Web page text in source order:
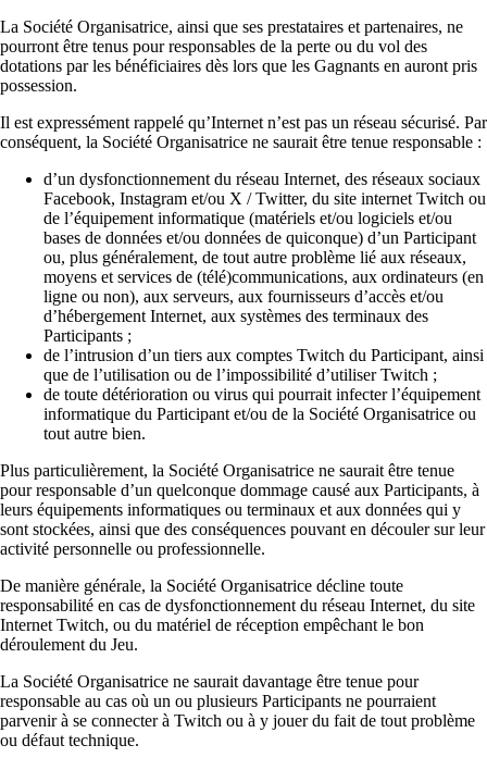
La Société Organisatrice, ainsi que ses prestataires et partenaires, ne
pourront être tenus pour responsables de la perte ou du vol des
dotations par les bénéficiaires dès lors que les Gagnants en auront pris
possession.
Il est expressément rappelé qu’Internet n’est pas un réseau sécurisé. Par
conséquent, la Société Organisatrice ne saurait être tenue responsable :
d’un dysfonctionnement du réseau Internet, des réseaux sociaux
Facebook, Instagram et/ou X / Twitter, du site internet Twitch ou
de l’équipement informatique (matériels et/ou logiciels et/ou
bases de données et/ou données de quiconque) d’un Participant
ou, plus généralement, de tout autre problème lié aux réseaux,
moyens et services de (télé)communications, aux ordinateurs (en
ligne ou non), aux serveurs, aux fournisseurs d’accès et/ou
d’hébergement Internet, aux systèmes des terminaux des
Participants ;
de l’intrusion d’un tiers aux comptes Twitch du Participant, ainsi
que de l’utilisation ou de l’impossibilité d’utiliser Twitch ;
de toute détérioration ou virus qui pourrait infecter l’équipement
informatique du Participant et/ou de la Société Organisatrice ou
tout autre bien.
Plus particulièrement, la Société Organisatrice ne saurait être tenue
pour responsable d’un quelconque dommage causé aux Participants, à
leurs équipements informatiques ou terminaux et aux données qui y
sont stockées, ainsi que des conséquences pouvant en découler sur leur
activité personnelle ou professionnelle.
De manière générale, la Société Organisatrice décline toute
responsabilité en cas de dysfonctionnement du réseau Internet, du site
Internet Twitch, ou du matériel de réception empêchant le bon
déroulement du Jeu.
La Société Organisatrice ne saurait davantage être tenue pour
responsable au cas où un ou plusieurs Participants ne pourraient
parvenir à se connecter à Twitch ou à y jouer du fait de tout problème
ou défaut technique.